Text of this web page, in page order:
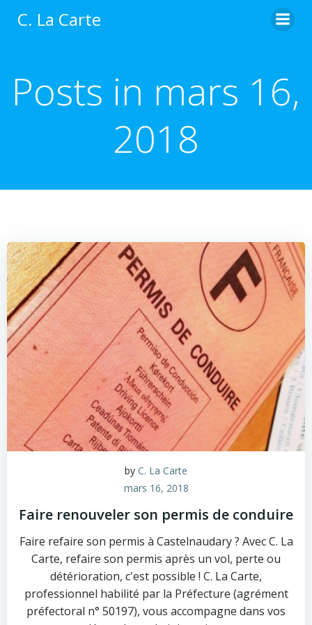
C. La Carte
Posts in mars 16,
2018
by C. La Carte
mars 16, 2018
Faire renouveler son permis de conduire
Faire refaire son permis à Castelnaudary ? Avec C. La
Carte, refaire son permis après un vol, perte ou
détérioration, c'est possible ! C. La Carte,
professionnel habilité par la Préfecture (agrément
préfectoral n° 50197), vous accompagne dans vos